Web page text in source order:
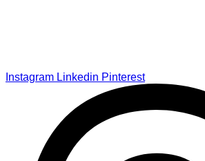
Instagram Linkedin Pinterest